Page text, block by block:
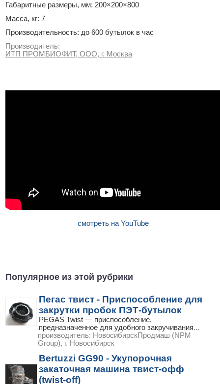
Габаритные размеры, мм: 200×200×800
Масса, кг: 7
Производительность: до 600 бутылок в час
Производитель:
ИТП ПРОМБИОФИТ, ООО, г. Москва
смотреть на YouTube
Популярное из этой рубрики
Пегас твист - Приспособление для
закрутки пробок ПЭТ-бутылок
PEGAS Twist — приспособление,
предназначенное для удобного закручивания...
производитель: НовосибирскПродмаш (NPM
Group), г. Новосибирск
Bertuzzi GG90 - Укупорочная
закаточная машина твист-офф
(twist-off)